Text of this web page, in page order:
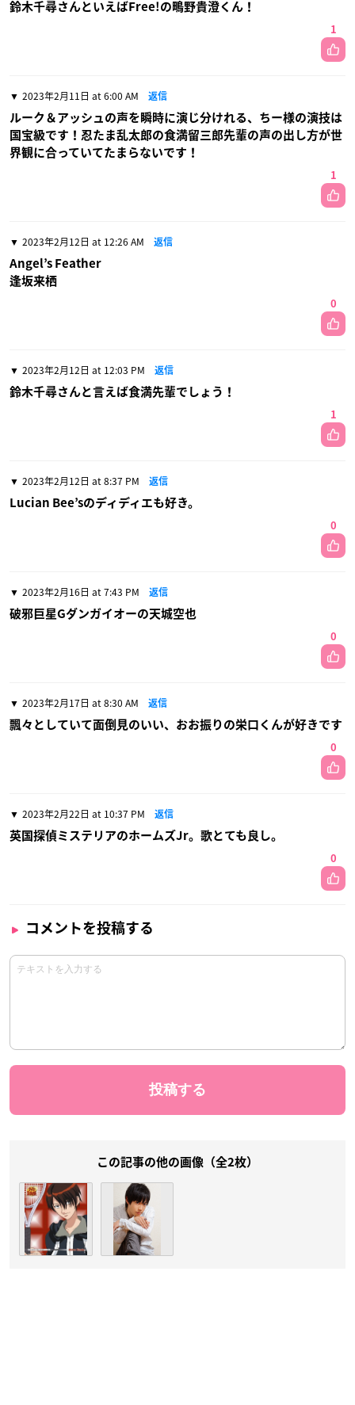
鈴木千尋さんといえばFree!の鴫野貴澄くん！
1
2023年2月11日 at 6:00 AM 返信
ルーク＆アッシュの声を瞬時に演じ分けれる、ちー様の演技は
国宝級です！忍たま乱太郎の食満留三郎先輩の声の出し方が世
界観に合っていてたまらないです！
1
2023年2月12日 at 12:26 AM 返信
Angel’s Feather
逢坂来栖
0
2023年2月12日 at 12:03 PM 返信
鈴木千尋さんと言えば食満先輩でしょう！
1
2023年2月12日 at 8:37 PM 返信
Lucian Bee’sのディディエも好き。
0
2023年2月16日 at 7:43 PM 返信
破邪巨星Gダンガイオーの天城空也
0
2023年2月17日 at 8:30 AM 返信
飄々としていて面倒見のいい、おお振りの栄口くんが好きです
0
2023年2月22日 at 10:37 PM 返信
英国探偵ミステリアのホームズJr。歌とても良し。
0
コメントを投稿する
この記事の他の画像（全2枚）